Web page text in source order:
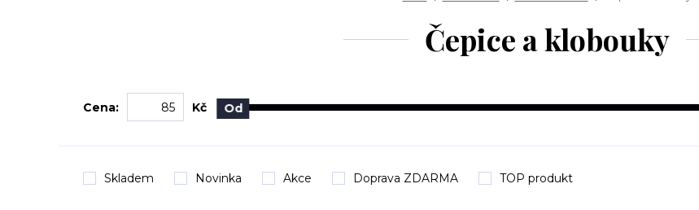
Čepice a klobouky
Cena: Kč Od
Skladem Novinka Akce Doprava ZDARMA TOP produkt